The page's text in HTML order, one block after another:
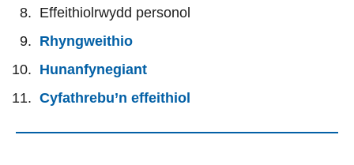
Effeithiolrwydd personol
Rhyngweithio
Hunanfynegiant
Cyfathrebu’n effeithiol